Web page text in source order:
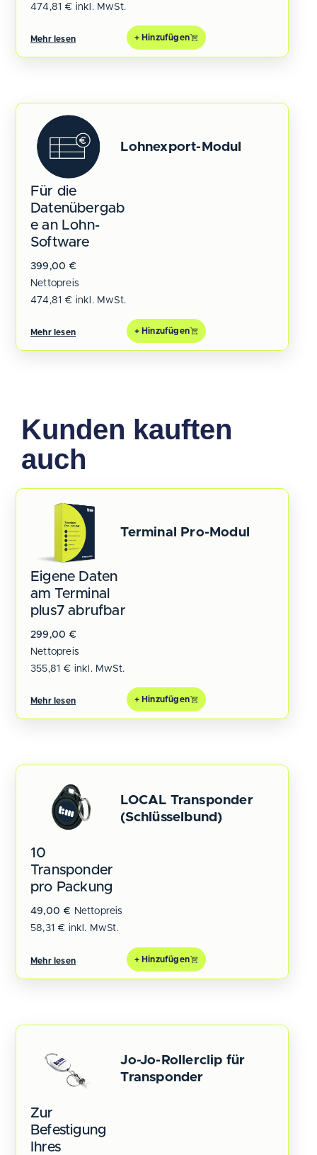
474,81 € inkl. MwSt.
Mehr lesen + Hinzufügen
Lohnexport-Modul
Für die
Datenübergab
e an Lohn-
Software
399,00 €
Nettopreis
474,81 € inkl. MwSt.
Mehr lesen + Hinzufügen
Kunden kauften
auch
Terminal Pro-Modul
Eigene Daten
am Terminal
plus7 abrufbar
299,00 €
Nettopreis
355,81 € inkl. MwSt.
Mehr lesen + Hinzufügen
LOCAL Transponder
(Schlüsselbund)
10
Transponder
pro Packung
49,00 € Nettopreis
58,31 € inkl. MwSt.
Mehr lesen + Hinzufügen
Jo-Jo-Rollerclip für
Transponder
Zur
Befestigung
Ihres